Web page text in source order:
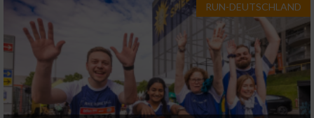
RUN-DEUTSCHLAND